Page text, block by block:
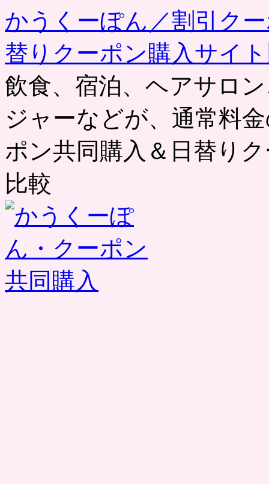
かうくーぽん／割引ク
替りクーポン購入サイ
飲食、宿泊、ヘアサロ
ジャーなどが、通常料
ポン共同購入＆日替り
比較